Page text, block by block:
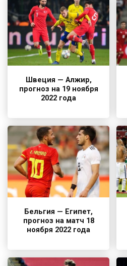
Швеция — Алжир,
прогноз на 19 ноября
2022 года
Бельгия — Египет,
прогноз на матч 18
ноября 2022 года